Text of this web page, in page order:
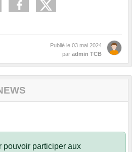
Publié le 03 mai 2024
par admin TCB
pouvoir participer aux